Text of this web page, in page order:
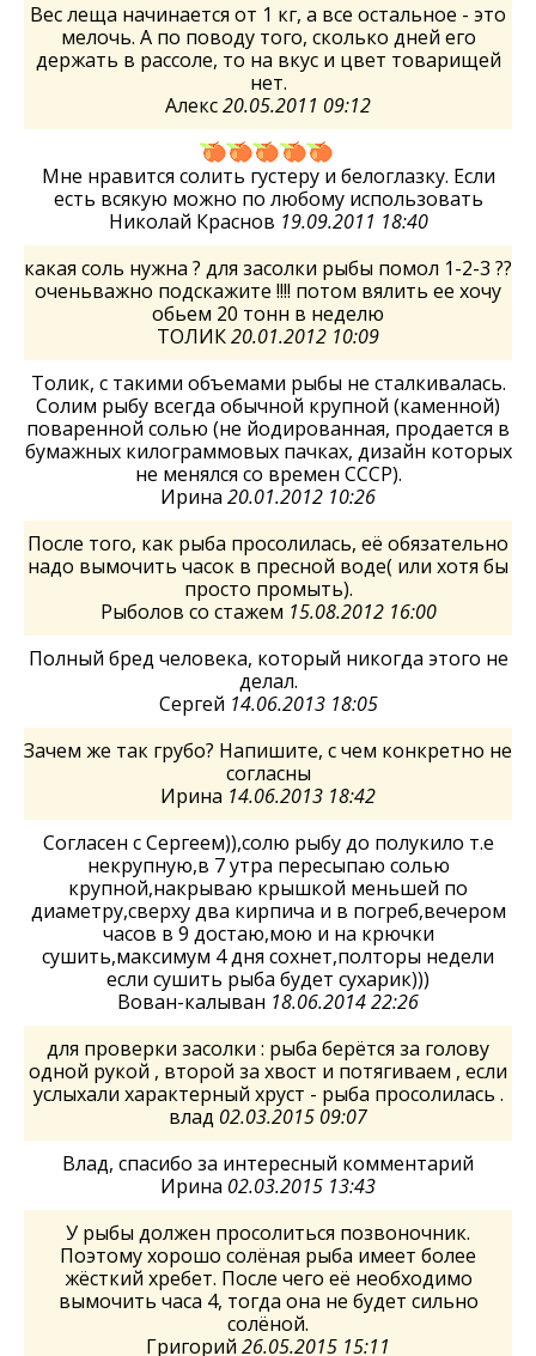
Вес леща начинается от 1 кг, а все остальное - это
мелочь. А по поводу того, сколько дней его
держать в рассоле, то на вкус и цвет товарищей
нет.
Алекс20.05.2011 09:12
Мне нравится солить густеру и белоглазку. Если
есть всякую можно по любому использовать
Николай Краснов 19.09.2011 18:40
какая соль нужна ? для засолки рыбы помол 1-2-3 ??
оченьважно подскажите !!!! потом вялить ее хочу
обьем 20 тонн в неделю
ТОЛИК20.01.2012 10:09
Толик, с такими объемами рыбы не сталкивалась.
Солим рыбу всегда обычной крупной (каменной)
поваренной солью (не йодированная, продается в
бумажных килограммовых пачках, дизайн которых
не менялся со времен СССР).
Ирина 20.01.2012 10:26
После того, как рыба просолилась, её обязательно
надо вымочить часок в пресной воде( или хотя бы
просто промыть).
Рыболов со стажем 15.08.2012 16:00
Полный бред человека, который никогда этого не
делал.
Сергей 14.06.2013 18:05
Зачем же так грубо? Напишите, с чем конкретно не
согласны
Ирина 14.06.2013 18:42
Согласен с Сергеем)),солю рыбу до полукило т.е
некрупную,в 7 утра пересыпаю солью
крупной,накрываю крышкой меньшей по
диаметру,сверху два кирпича и в погреб,вечером
часов в 9 достаю,мою и на крючки
сушить,максимум 4 дня сохнет,полторы недели
если сушить рыба будет сухарик)))
Вован-калыван 18.06.2014 22:26
для проверки засолки : рыба берётся за голову
одной рукой , второй за хвост и потягиваем , если
услыхали характерный хруст - рыба просолилась .
влад 02.03.2015 09:07
Влад, спасибо за интересный комментарий
Ирина 02.03.2015 13:43
У рыбы должен просолиться позвоночник.
Поэтому хорошо солёная рыба имеет более
жёсткий хребет. После чего её необходимо
вымочить часа 4, тогда она не будет сильно
солёной.
Григорий 26.05.2015 15:11